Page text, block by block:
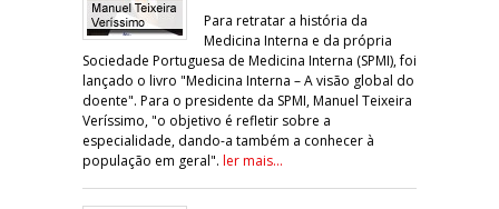
Para retratar a história da
Medicina Interna e da própria
Sociedade Portuguesa de Medicina Interna (SPMI), foi
lançado o livro "Medicina Interna – A visão global do
doente". Para o presidente da SPMI, Manuel Teixeira
Veríssimo, "o objetivo é refletir sobre a
especialidade, dando-a também a conhecer à
população em geral". ler mais...